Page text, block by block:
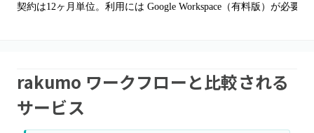
契約は12ヶ月単位。利用には Google Workspace（有料版）が必要。
rakumo ワークフローと比較される
サービス